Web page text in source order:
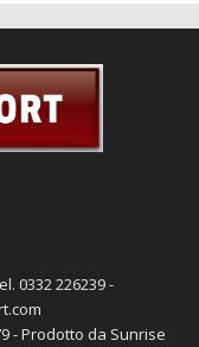
0332 226239 -
- Prodotto da Sunrise